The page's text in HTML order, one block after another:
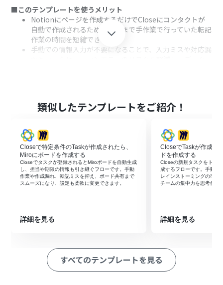
■このテンプレートを使うメリット
Notionにページを作成するだけでCloseにコンタクトが
自動で作成されるため、これまで手作業で行っていた転記
作業の時間を短縮できます。
手動での情報入力が不要になることで、入力ミスや対応漏
次に、トリガーでNotionを選択し、「特定のデータソー
スのページが作成・更新されたら」というアクションを設
次に、オペレーションで分岐機能を設定し、特定の条件
に合致した場合のみ後続処理に進むよう設定します。
次に、オペレーションでNotionの「レコードを取得する
（ID検索）」を設定し、トリガーとなったページの情報
を取得します。
最後に、オペレーションでCloseの「Create Contact」を
ペレーション」：トリガー起動後、フロー内で処理を行うアク
Notionから取得する情報は、氏名や連絡先、企業名とい
ったプロパティの中から任意で設定可能です。
Closeに追加するコンタクト情報は、Notionから取得し
類似したテンプレートをご紹介！
Closeで特定条件のTaskが作成されたら、
Miroにボードを作成する
Closeでタスクが登録されるとMiroボードを自動生成
し、担当や期限の情報も引き継ぐフローです。手動
作業や作成漏れ、転記ミスを抑え、ボード共有まで
スムーズになり、設定も柔軟に変更できます。
詳細を見る
CloseでTaskが作成さ
ドを作成する
Closeの新規タスクをトリ
成するフローです。手動作
レインストーミングの準備
チームの集中力を思考作業
詳細を見る
すべてのテンプレートを見る